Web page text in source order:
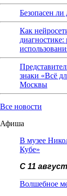
Безопасен ли
Как
знаки «Всё
Москвы
Все новости
Афиша
В музее
Кубе»
С 11
Волшебное